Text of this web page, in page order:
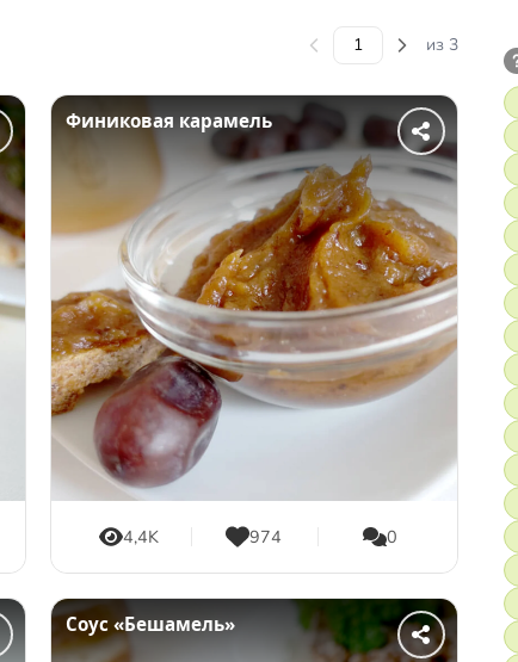
из 3
Финиковая карамель
4,4K 974 0
Соус «Бешамель»